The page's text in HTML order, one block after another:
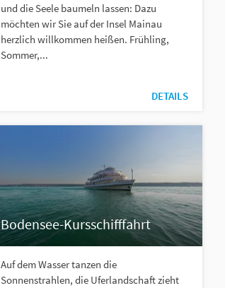
und die Seele baumeln lassen: Dazu
möchten wir Sie auf der Insel Mainau
herzlich willkommen heißen. Frühling,
Sommer,...
DETAILS
Bodensee-Kursschifffahrt
Auf dem Wasser tanzen die
Sonnenstrahlen, die Uferlandschaft zieht